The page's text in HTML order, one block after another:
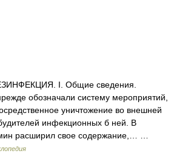
I. Общие сведения.
обозначали систему мероприятий,
уничтожение во внешней
инфекционных б ней. В
расширил свое содержание,… …